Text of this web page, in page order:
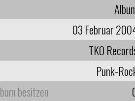
03 Februar
TKO
Punk-
besitzen